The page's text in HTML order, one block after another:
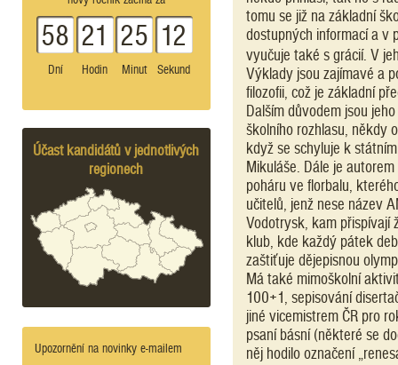
58
Dní
21
Hodin
25
Minut
12
Sekund
Účast kandidátů v jednotlivých
regionech
Upozornění na novinky e-mailem
tomu se již na základní
dostupných informací a v
vyučuje také s grácií. V
Výklady jsou zajímavé a
filozofii, což je základní
Dalším důvodem jsou
školního rozhlasu, někdy
když se schyluje k
Mikuláše. Dále je
poháru ve florbalu,
učitelů, jenž nese název
Vodotrysk, kam přispívají
klub, kde každý pátek
zaštiťuje dějepisnou
Má také mimoškolní
100+1, sepisování
jiné vicemistrem ČR pro
psaní básní (některé se
něj hodilo označení